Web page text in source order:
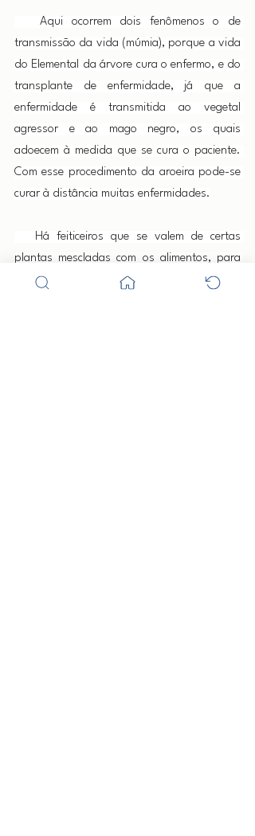
Aqui ocorrem dois fenômenos o de
transmissão da vida (múmia), porque a vida
do Elemental da árvore cura o enfermo, e do
transplante de enfermidade, já que a
enfermidade é transmitida ao vegetal
agressor e ao mago negro, os quais
adoecem à medida que se cura o paciente.
Com esse procedimento da aroeira pode-se
curar à distância muitas enfermidades.
Há feiticeiros que se valem de certas
plantas mescladas com os alimentos, para
encher o corpo de sua vítimas com